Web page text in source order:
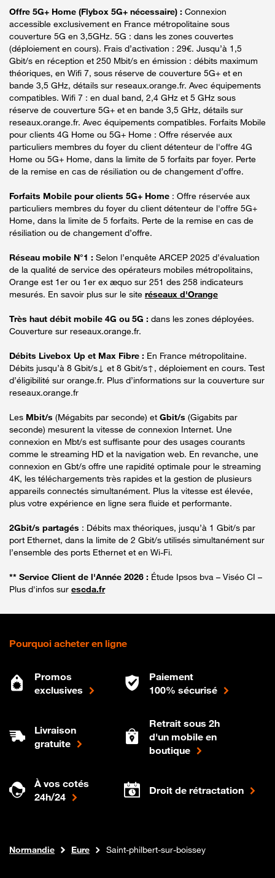
Offre 5G+ Home (Flybox 5G+ nécessaire) : Connexion
accessible exclusivement en France métropolitaine sous
couverture 5G en 3,5GHz. 5G : dans les zones couvertes
(déploiement en cours). Frais d’activation : 29€. Jusqu’à 1,5
Gbit/s en réception et 250 Mbit/s en émission : débits maximum
théoriques, en Wifi 7, sous réserve de couverture 5G+ et en
bande 3,5 GHz, détails sur reseaux.orange.fr. Avec équipements
compatibles. Wifi 7 : en dual band, 2,4 GHz et 5 GHz sous
réserve de couverture 5G+ et en bande 3,5 GHz, détails sur
reseaux.orange.fr. Avec équipements compatibles. Forfaits Mobile
pour clients 4G Home ou 5G+ Home : Offre réservée aux
particuliers membres du foyer du client détenteur de l'offre 4G
Home ou 5G+ Home, dans la limite de 5 forfaits par foyer. Perte
de la remise en cas de résiliation ou de changement d’offre.
Forfaits Mobile pour clients 5G+ Home : Offre réservée aux
particuliers membres du foyer du client détenteur de l'offre 5G+
Home, dans la limite de 5 forfaits. Perte de la remise en cas de
résiliation ou de changement d’offre.
Réseau mobile N°1 : Selon l’enquête ARCEP 2025 d’évaluation
de la qualité de service des opérateurs mobiles métropolitains,
Orange est 1er ou 1er ex æquo sur 251 des 258 indicateurs
mesurés. En savoir plus sur le site réseaux d'Orange
Très haut débit mobile 4G ou 5G : dans les zones déployées.
Couverture sur reseaux.orange.fr.
Débits Livebox Up et Max Fibre : En France métropolitaine.
Débits jusqu’à 8 Gbit/s↓ et 8 Gbit/s↑, déploiement en cours. Test
d’éligibilité sur orange.fr. Plus d’informations sur la couverture sur
reseaux.orange.fr
Les Mbit/s (Mégabits par seconde) et Gbit/s (Gigabits par
seconde) mesurent la vitesse de connexion Internet. Une
connexion en Mbt/s est suffisante pour des usages courants
comme le streaming HD et la navigation web. En revanche, une
connexion en Gbt/s offre une rapidité optimale pour le streaming
4K, les téléchargements très rapides et la gestion de plusieurs
appareils connectés simultanément. Plus la vitesse est élevée,
plus votre expérience en ligne sera fluide et performante.
2Gbit/s partagés : Débits max théoriques, jusqu’à 1 Gbit/s par
port Ethernet, dans la limite de 2 Gbit/s utilisés simultanément sur
l’ensemble des ports Ethernet et en Wi-Fi.
** Service Client de l'Année 2026 : Étude Ipsos bva – Viséo CI –
Plus d'infos sur escda.fr
Pourquoi acheter en ligne
Promos
exclusives
Paiement
100% sécurisé
Livraison
gratuite
Retrait sous 2h
d'un mobile en
boutique
À vos cotés
24h/24
Droit de rétractation
Boutique Orange
Internet fibre
Normandie Eure Saint-philbert-sur-boissey